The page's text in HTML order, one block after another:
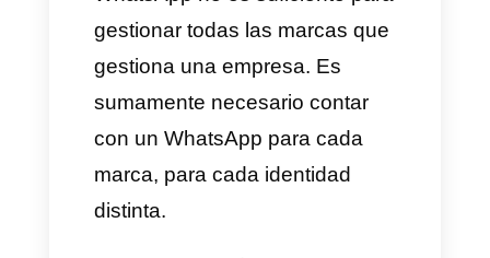
marca o departamento. Esto,
permite simplificar el soporte a
clientes y evita el cúmulo de
información y la
desorganización. Sin embargo,